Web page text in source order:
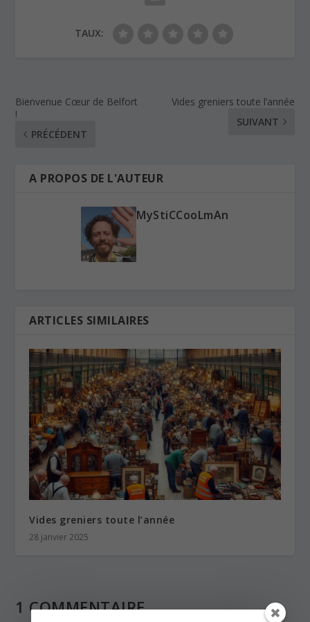
TAUX:
Bienvenue Cœur de Belfort
!
PRÉCÉDENT
Vides greniers toute l’année
SUIVANT
A PROPOS DE L'AUTEUR
MyStiCCooLmAn
ARTICLES SIMILAIRES
Vides greniers toute l’année
28 janvier 2025
1 COMMENTAIRE